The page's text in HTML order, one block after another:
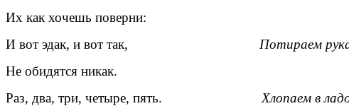
Их как хочешь поверни:
И вот эдак, и вот так, Потираем
Не обидятся никак.
Раз, два, три, четыре, пять. Хлопаем в